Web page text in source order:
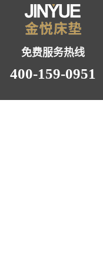
免费服务热线
400-159-0951